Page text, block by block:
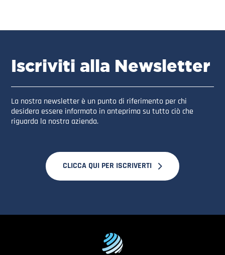
Iscriviti alla Newsletter
La nostra newsletter è un punto di riferimento per chi
desidera essere informato in anteprima su tutto ciò che
riguarda la nostra azienda.
CLICCA QUI PER ISCRIVERTI